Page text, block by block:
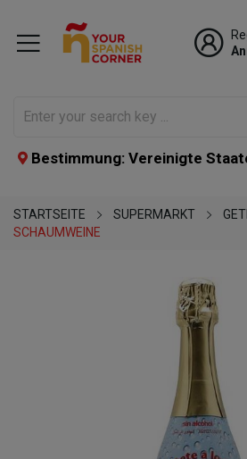
Bestimmung: Vereinigte
STARTSEITE SUPERMARKT
SCHAUMWEINE